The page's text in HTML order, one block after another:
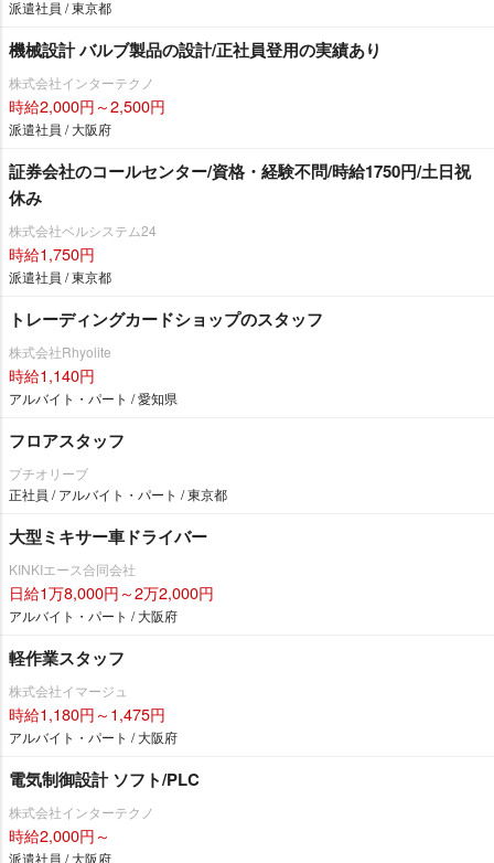
派遣社員 / 東京都
機械設計 バルブ製品の設計/正社員登用の実績あり
株式会社インターテクノ
時給2,000円～2,500円
派遣社員 / 大阪府
証券会社のコールセンター/資格・経験不問/時給1750円/土日祝
休み
株式会社ベルシステム24
時給1,750円
派遣社員 / 東京都
トレーディングカードショップのスタッフ
株式会社Rhyolite
時給1,140円
アルバイト・パート / 愛知県
フロアスタッフ
プチオリーブ
正社員 / アルバイト・パート / 東京都
大型ミキサー車ドライバー
KINKIエース合同会社
日給1万8,000円～2万2,000円
アルバイト・パート / 大阪府
軽作業スタッフ
株式会社イマージュ
時給1,180円～1,475円
アルバイト・パート / 大阪府
電気制御設計 ソフト/PLC
株式会社インターテクノ
時給2,000円～
派遣社員 / 大阪府